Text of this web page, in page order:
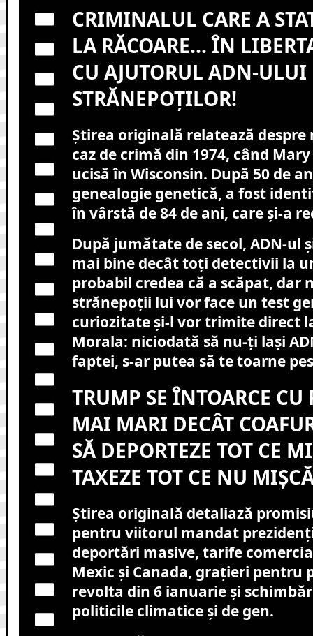
CRIMINALUL CARE A
LA RĂCOARE… ÎN
CU AJUTORUL ADN-ULUI
STRĂNEPOȚILOR!
Știrea originală relatează despre
caz de crimă din 1974, când
ucisă în Wisconsin. După 50 de
genealogie genetică, a fost
în vârstă de 84 de ani, care și-a
După jumătate de secol, ADN-ul
mai bine decât toți detectivii la
probabil credea că a scăpat, dar
strănepoții lui vor face un test
curiozitate și-l vor trimite direct
Morala: niciodată să nu-ți lași
faptei, s-ar putea să te toarne
TRUMP SE ÎNTOARCE
MAI MARI DECÂT
SĂ DEPORTEZE TOT CE
TAXEZE TOT CE NU
Știrea originală detaliază
pentru viitorul mandat
deportări masive, tarife
Mexic și Canada, grațieri pentru
revolta din 6 ianuarie și
politicile climatice și de gen.